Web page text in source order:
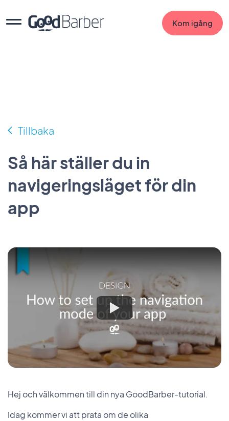
Kom igång
Tillbaka
Så här ställer du in
navigeringsläget för din
app
Hej och välkommen till din nya GoodBarber-tutorial.
Idag kommer vi att prata om de olika